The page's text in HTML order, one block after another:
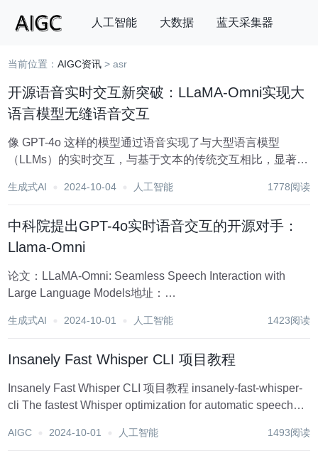
人工智能 大数据 蓝天采集器
搜索
当前位置：AIGC资讯 > asr
开源语音实时交互新突破：LLaMA-Omni实现大
语言模型无缝语音交互
像 GPT-4o 这样的模型通过语音实现了与大型语言模型
（LLMs）的实时交互，与基于文本的传统交互相比，显著提
音交互模型方面仍缺乏探索。为了解决这个问题，我们提出
生成式AI 2024-10-04 人工智能 1778阅读
中科院提出GPT-4o实时语音交互的开源对手：
Llama-Omni
论文：LLaMA-Omni: Seamless Speech Interaction with
Large Language Models地址：
生成式AI 2024-10-01 人工智能 1423阅读
Insanely Fast Whisper CLI 项目教程
Insanely Fast Whisper CLI 项目教程 insanely-fast-whisper-
cli The fastest Whisper optimization for automatic speech
AIGC 2024-10-01 人工智能 1493阅读